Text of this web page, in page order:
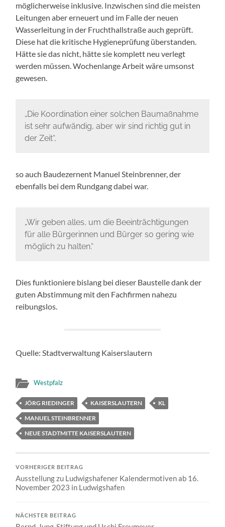
möglicherweise inklusive. Inzwischen sind die meisten
Leitungen aber erneuert und im Falle der neuen
Wasserleitung in der Fruchthallstraße auch geprüft.
Diese hat die kritische Hygieneprüfung überstanden.
Hätte sie das nicht, hätte sie komplett neu verlegt
werden müssen. Wochenlange Arbeit wäre umsonst
gewesen.
„Die Koordination einer solchen Baumaßnahme
ist sehr aufwändig, aber wir sind richtig gut in
der Zeit“,
so auch Baudezernent Manuel Steinbrenner, der
ebenfalls bei dem Rundgang dabei war.
„Wir geben alles, um die Beeinträchtigungen
für alle Bürgerinnen und Bürger so gering wie
möglich zu halten.“
Dies funktioniere bislang bei dieser Baustelle dank der
guten Abstimmung mit den Fachfirmen nahezu
reibungslos.
Quelle: Stadtverwaltung Kaiserslautern
Westpfalz
JÖRG RIEDINGER KAISERSLAUTERN
KL
MANUEL STEINBRENNER
NEUE STADTMITTE KAISERSLAUTERN
VORHERIGER BEITRAG
Ausstellung zu Ludwigshafener Kalendermotiven ab 16.
November 2023 in Ludwigshafen
NÄCHSTER BEITRAG